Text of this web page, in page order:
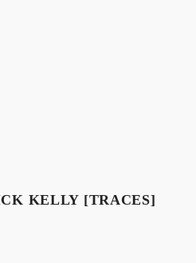
KELLY [TRACES]